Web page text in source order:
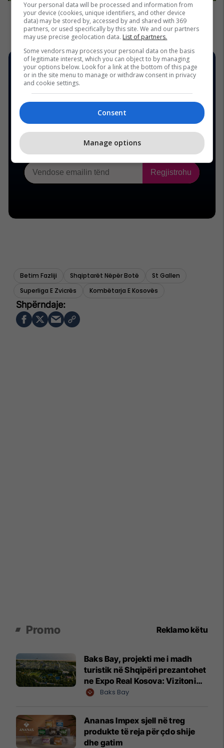
Betim Fazliji Shqiptarët Nëpër Botë
St Gallen
Superliga E Zvicrës
Kombëtarja E Kosovës
Promo Reklamo këtu
Baks Bay, projekti me i madh
turistik në Shqipëri prezantohet
ne Expo Real Kosova: Vizitoni
shtandin dhe zbuloni
Baks Bay
Ananas Impex sjell në treg
produkte të reja për çdo shije
dhe gatim
Your personal data will be processed and information from
your device (cookies, unique identifiers, and other device
data) may be stored by, accessed by and shared with 369
partners, or used specifically by this site. We and our partners
may use precise geolocation data. List of partners.
Some vendors may process your personal data on the basis
of legitimate interest, which you can object to by managing
your options below. Look for a link at the bottom of this page
or in the site menu to manage or withdraw consent in privacy
and cookie settings.
Consent
Manage options